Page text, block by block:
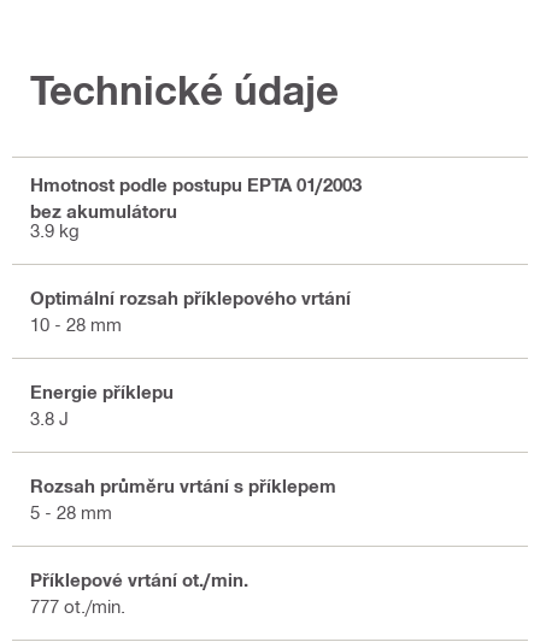
Technické údaje
Hmotnost podle postupu EPTA 01/2003
bez akumulátoru
3.9 kg
Optimální rozsah příklepového vrtání
10 - 28 mm
Energie příklepu
3.8 J
Rozsah průměru vrtání s příklepem
5 - 28 mm
Příklepové vrtání ot./min.
777 ot./min.